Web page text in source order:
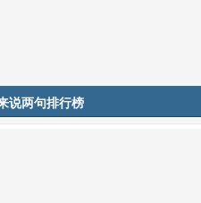
说两句排行榜